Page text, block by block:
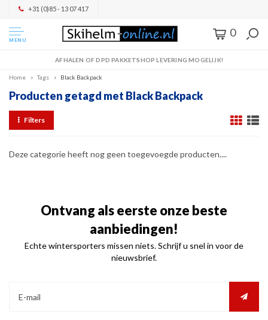
+31 (0)85 - 13 07 417
MENU
0
AFHALEN OF DPD PAKKETSHOP LEVERING MOGELIJK!
Home Tags Black Backpack
Producten getagd met Black Backpack
Filters
Deze categorie heeft nog geen toegevoegde producten....
Ontvang als eerste onze beste
aanbiedingen!
Echte wintersporters missen niets. Schrijf u snel in voor de
nieuwsbrief.